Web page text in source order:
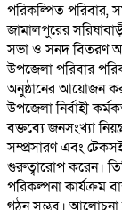
পরিকল্পিত পরিবার,
জামালপুরের
সভা ও সনদ বিতরণ
উপজেলা পরিবার
অনুষ্ঠানের আয়োজন
উপজেলা নির্বাহী
বক্তব্যে জনসংখ্যা
সম্প্রসারণ এবং
গুরুত্বারোপ করেন।
পরিকল্পনা কার্যক্রম